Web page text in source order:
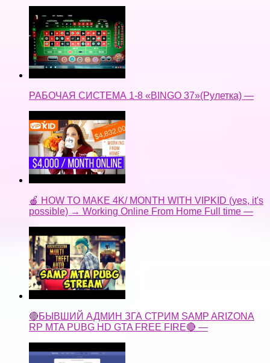
РАБОЧАЯ СИСТЕМА 1-8 «BINGO 37»(Рулетка) —
🍎 HOW TO MAKE 4K/ MONTH WITH VIPKID (yes, it's
possible) → Working Online From Home Full time —
🔴БЫВШИЙ АДМИН ЗГА СТРИМ SAMP ARIZONA
RP MTA PUBG HD GTA FREE FIRE🔴 —
ГДЕ ПОДНЯТЬ ДЕНЬГИ?! HOW TO UP THE
MONEY —